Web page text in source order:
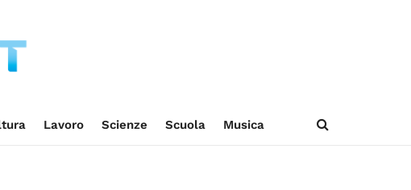
Lavoro Scienze Scuola Musica